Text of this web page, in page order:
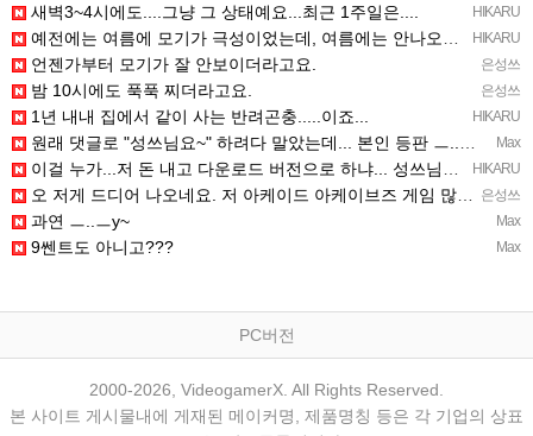
HIKARU
새벽3~4시에도....그냥 그 상태예요...최근 1주일은....
HIKARU
예전에는 여름에 모기가 극성이었는데, 여름에는 안나오는 것 같은.....ㅎ ㅎ)
은성쓰
언젠가부터 모기가 잘 안보이더라고요.
은성쓰
밤 10시에도 푹푹 찌더라고요.
HIKARU
1년 내내 집에서 같이 사는 반려곤충.....이죠...
Max
원래 댓글로 "성쓰님요~" 하려다 말았는데... 본인 등판 ㅡ..ㅡy~
HIKARU
이걸 누가...저 돈 내고 다운로드 버전으로 하냐... 성쓰님이 계셨다!!!...
은성쓰
오 저게 드디어 나오네요. 저 아케이드 아케이브즈 게임 많이 샀는데요 ㅎㅎㅎ
Max
과연 ㅡ..ㅡy~
Max
9쎈트도 아니고???
PC버전
2000-2026, VideogamerX. All Rights Reserved.
본 사이트 게시물내에 게재된 메이커명, 제품명칭 등은 각 기업의 상표